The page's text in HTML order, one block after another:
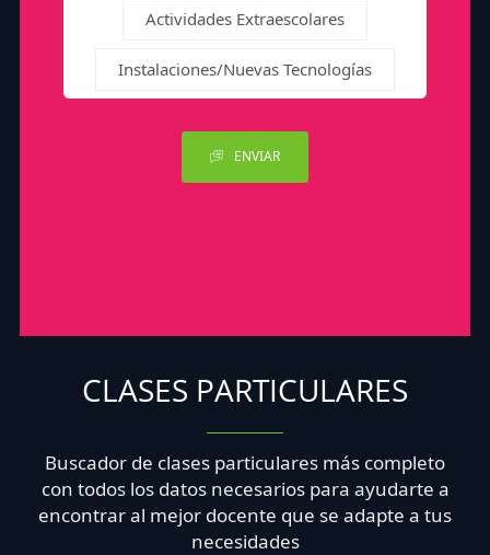
Actividades Extraescolares
Instalaciones/Nuevas Tecnologías
ENVIAR
CLASES PARTICULARES
Buscador de clases particulares más completo
con todos los datos necesarios para ayudarte a
encontrar al mejor docente que se adapte a tus
necesidades